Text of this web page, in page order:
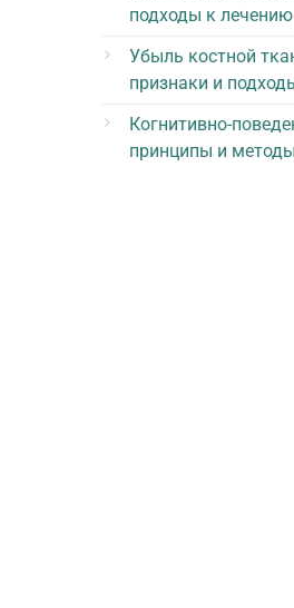
подходы к лечению
Убыль костной
признаки и
Когнитивно-
принципы и методы